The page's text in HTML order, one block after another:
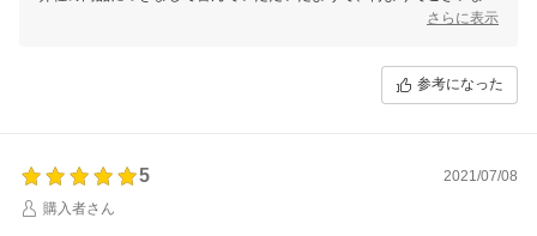
す。
さらに表示
参考になった
5
2021/07/08
購入者さん